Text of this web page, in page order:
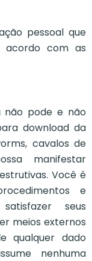
pessoal que
com as
não pode e não
download da
cavalos de
manifestar
Você é
e
seus
meios externos
qualquer dado
nenhuma